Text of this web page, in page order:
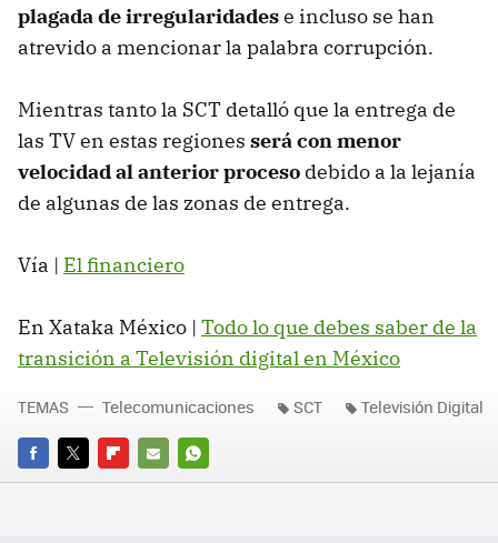
plagada de irregularidadese incluso se han
atrevido a mencionar la palabra corrupción.
Mientras tanto la SCT detalló que la entrega de
las TV en estas regiones será con menor
velocidad al anterior proceso debido a la lejanía
de algunas de las zonas de entrega.
Vía | El financiero
En Xataka México | Todo lo que debes saber de la
transición a Televisión digital en México
FACEBOOK
TWITTERFLIPBOARD
E-
WHATSAPP
TEMAS Telecomunicaciones SCT Televisión Digital